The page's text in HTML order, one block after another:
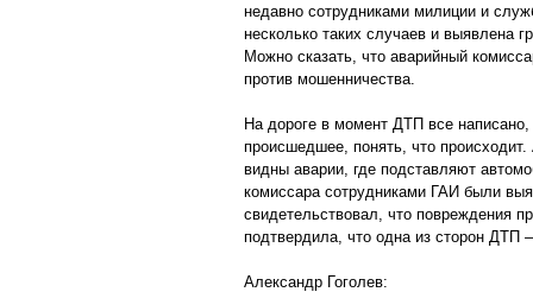
недавно сотрудниками милиции и
несколько таких случаев и выявлена
Можно сказать, что аварийный
против мошенничества.
На дороге в момент ДТП все
происшедшее, понять, что
видны аварии, где подставляют
комиссара сотрудниками ГАИ были
свидетельствовал, что повреждения
подтвердила, что одна из сторон ДТП
Александр Гоголев: